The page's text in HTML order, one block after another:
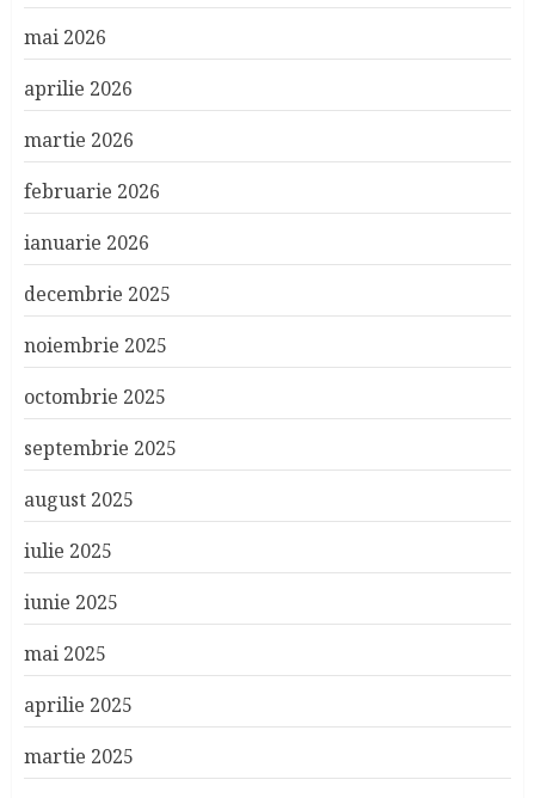
mai 2026
aprilie 2026
martie 2026
februarie 2026
ianuarie 2026
decembrie 2025
noiembrie 2025
octombrie 2025
septembrie 2025
august 2025
iulie 2025
iunie 2025
mai 2025
aprilie 2025
martie 2025